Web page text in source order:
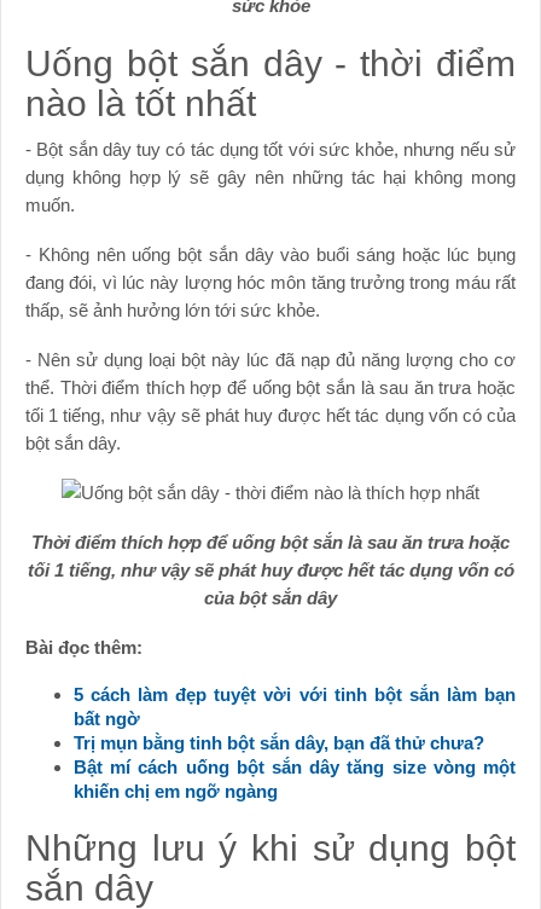
sức khỏe
Uống bột sắn dây - thời điểm
nào là tốt nhất
- Bột sắn dây tuy có tác dụng tốt với sức khỏe, nhưng nếu sử
dụng không hợp lý sẽ gây nên những tác hại không mong
muốn.
- Không nên uống bột sắn dây vào buổi sáng hoặc lúc bụng
đang đói, vì lúc này lượng hóc môn tăng trưởng trong máu rất
thấp, sẽ ảnh hưởng lớn tới sức khỏe.
- Nên sử dụng loại bột này lúc đã nạp đủ năng lượng cho cơ
thể. Thời điểm thích hợp để uống bột sắn là sau ăn trưa hoặc
tối 1 tiếng, như vậy sẽ phát huy được hết tác dụng vốn có của
bột sắn dây.
Thời điểm thích hợp để uống bột sắn là sau ăn trưa hoặc
tối 1 tiếng, như vậy sẽ phát huy được hết tác dụng vốn có
của bột sắn dây
Bài đọc thêm:
5 cách làm đẹp tuyệt vời với tinh bột sắn làm bạn
bất ngờ
Trị mụn bằng tinh bột sắn dây, bạn đã thử chưa?
Bật mí cách uống bột sắn dây tăng size vòng một
khiến chị em ngỡ ngàng
Những lưu ý khi sử dụng bột
sắn dây